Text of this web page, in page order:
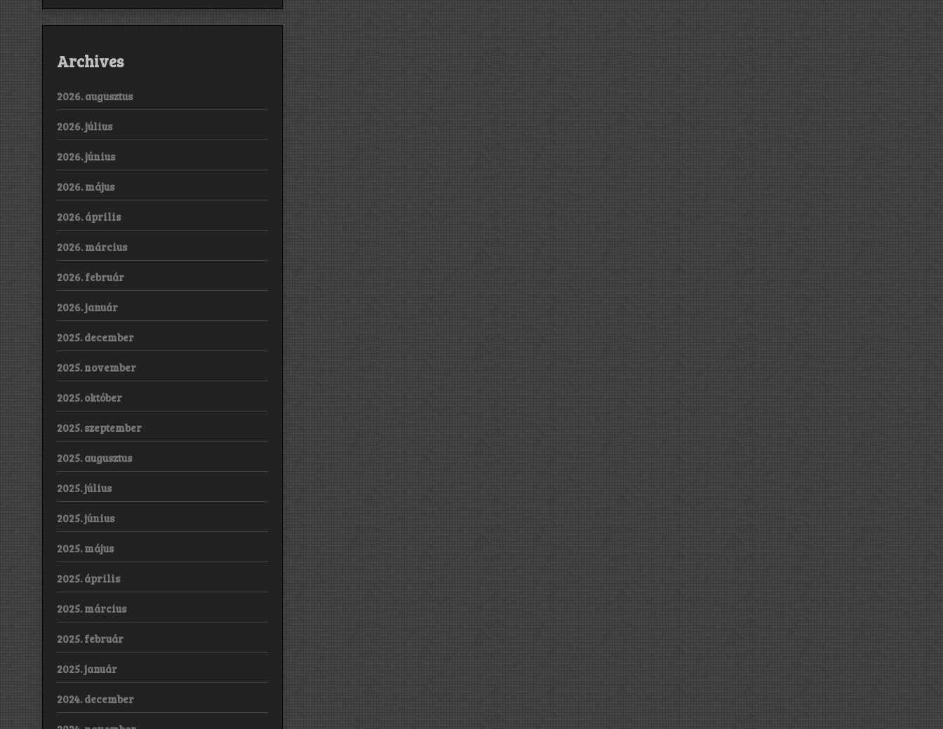
Archives
2026. augusztus
2026. július
2026. június
2026. május
2026. április
2026. március
2026. február
2026. január
2025. december
2025. november
2025. október
2025. szeptember
2025. augusztus
2025. július
2025. június
2025. május
2025. április
2025. március
2025. február
2025. január
2024. december